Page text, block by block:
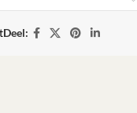
Deel: